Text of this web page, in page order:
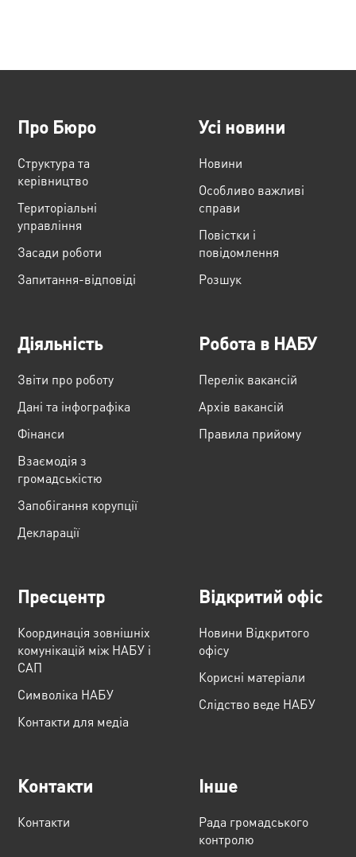
Про Бюро
Структура та
керівництво
Територіальні
управління
Засади роботи
Запитання-відповіді
Усі новини
Новини
Особливо важливі
справи
Повістки і
повідомлення
Розшук
Діяльність
Звіти про роботу
Дані та інфографіка
Фінанси
Взаємодія з
громадськістю
Запобігання корупції
Декларації
Робота в НАБУ
Перелік вакансій
Архів вакансій
Правила прийому
Пресцентр
Координація зовнішніх
комунікацій між НАБУ і
САП
Cимволіка НАБУ
Контакти для медіа
Відкритий офіс
Новини Відкритого
офісу
Корисні матеріали
Слідство веде НАБУ
Контакти
Контакти
Інше
Рада громадського
контролю